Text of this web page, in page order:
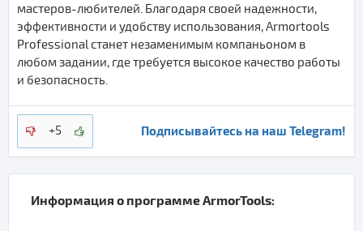
мастеров-любителей. Благодаря своей надежности,
эффективности и удобству использования, Armortools
Professional станет незаменимым компаньоном в
любом задании, где требуется высокое качество работы
и безопасность.
+5 Подписывайтесь на наш Telegram!
Информация о программеArmorTools: